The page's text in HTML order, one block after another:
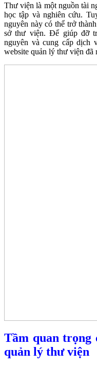
Thư viện là một nguồn tài
học tập và nghiên cứu.
nguyên này có thể trở
sở thư viện. Để giúp đỡ
nguyên và cung cấp dịch
website quản lý thư viện đã
Tầm quan trọng
quản lý thư viện